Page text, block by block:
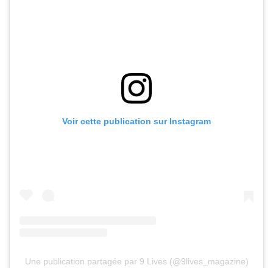
Voir cette publication sur Instagram
Une publication partagée par 9 Lives (@9lives_magazine)